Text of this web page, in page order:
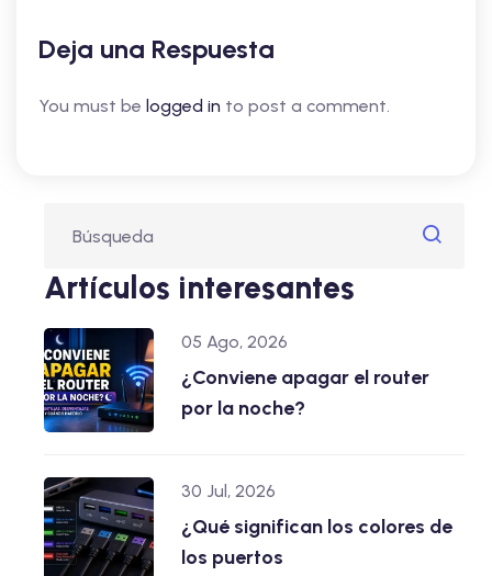
Deja una Respuesta
You must be logged in to post a comment.
Artículos interesantes
05 Ago, 2026
¿Conviene apagar el router
por la noche?
30 Jul, 2026
¿Qué significan los colores de
los puertos